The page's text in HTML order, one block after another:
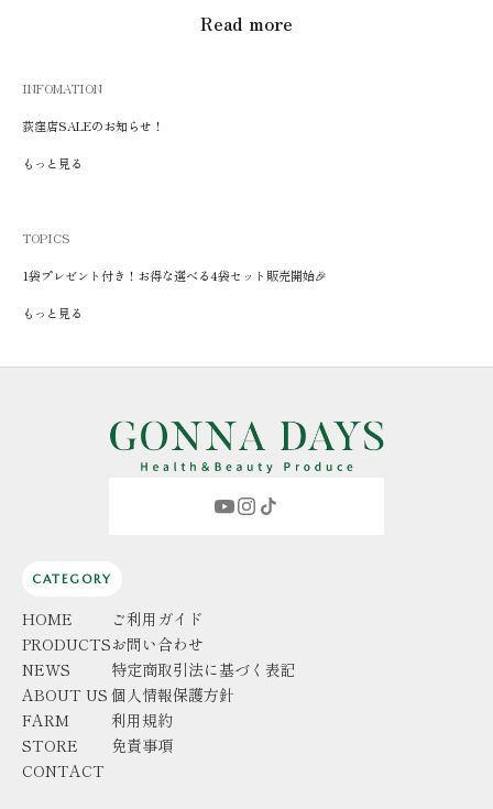
Read more
INFOMATION
荻窪店SALEのお知らせ！
もっと見る
TOPICS
1袋プレゼント付き！お得な選べる4袋セット販売開始🎉
もっと見る
CATEGORY
HOME
PRODUCTS
NEWS
ABOUT US
FARM
STORE
CONTACT
ご利用ガイド
お問い合わせ
特定商取引法に基づく表記
個人情報保護方針
利用規約
免責事項